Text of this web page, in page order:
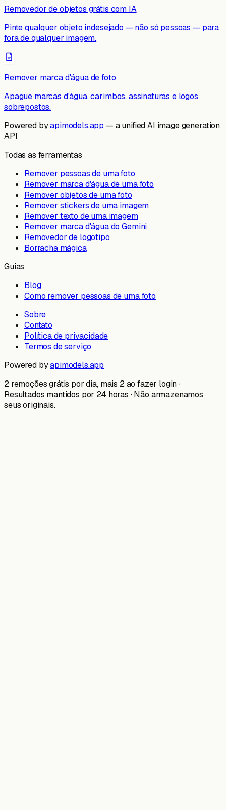
Removedor de objetos grátis com IA
Pinte qualquer objeto indesejado — não só pessoas — para
fora de qualquer imagem.
Remover marca d'água de foto
Apague marcas d'água, carimbos, assinaturas e logos
sobrepostos.
Powered byapimodels.app — a unified AI image generation
API
Todas as ferramentas
Remover pessoas de uma foto
Remover marca d'água de uma foto
Remover objetos de uma foto
Remover stickers de uma imagem
Remover texto de uma imagem
Remover marca d'água do Gemini
Removedor de logotipo
Borracha mágica
Guias
Blog
Como remover pessoas de uma foto
Sobre
Contato
Política de privacidade
Termos de serviço
Powered byapimodels.app
2 remoções grátis por dia, mais 2 ao fazer login ·
Resultados mantidos por 24 horas · Não armazenamos
seus originais.